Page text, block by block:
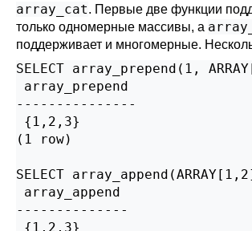
array_cat. Первые две функции
только одномерные массивы, а
поддерживает и многомерные.
SELECT array_prepend(1,
array_prepend
---------------
{1,2,3}
(1 row)
SELECT
array_append
--------------
{1,2,3}